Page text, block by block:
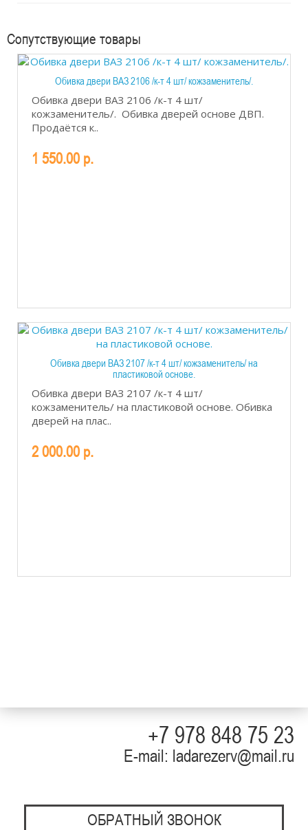
Сопутствующие товары
Обивка двери ВАЗ 2106 /к-т 4 шт/ кожзаменитель/.
Обивка двери ВАЗ 2106 /к-т 4 шт/
кожзаменитель/. Обивка дверей основе ДВП.
Продаётся к..
1 550.00 р.
Обивка двери ВАЗ 2107 /к-т 4 шт/ кожзаменитель/ на
пластиковой основе.
Обивка двери ВАЗ 2107 /к-т 4 шт/
кожзаменитель/ на пластиковой основе. Обивка
дверей на плас..
2 000.00 р.
+7 978 848 75 23
E-mail: ladarezerv@mail.ru
ОБРАТНЫЙ ЗВОНОК